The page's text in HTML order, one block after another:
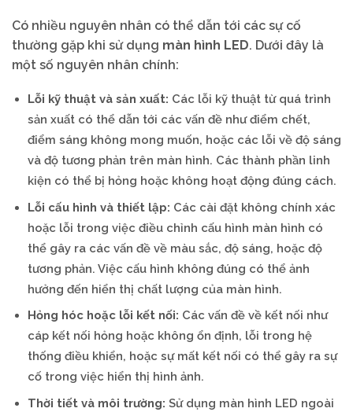
Có nhiều nguyên nhân có thể dẫn tới các sự cố
thường gặp khi sử dụng màn hình LED. Dưới đây là
một số nguyên nhân chính:
Lỗi kỹ thuật và sản xuất: Các lỗi kỹ thuật từ quá trình
sản xuất có thể dẫn tới các vấn đề như điểm chết,
điểm sáng không mong muốn, hoặc các lỗi về độ sáng
và độ tương phản trên màn hình. Các thành phần linh
kiện có thể bị hỏng hoặc không hoạt động đúng cách.
Lỗi cấu hình và thiết lập: Các cài đặt không chính xác
hoặc lỗi trong việc điều chỉnh cấu hình màn hình có
thể gây ra các vấn đề về màu sắc, độ sáng, hoặc độ
tương phản. Việc cấu hình không đúng có thể ảnh
hưởng đến hiển thị chất lượng của màn hình.
Hỏng hóc hoặc lỗi kết nối: Các vấn đề về kết nối như
cáp kết nối hỏng hoặc không ổn định, lỗi trong hệ
thống điều khiển, hoặc sự mất kết nối có thể gây ra sự
cố trong việc hiển thị hình ảnh.
Thời tiết và môi trường: Sử dụng màn hình LED ngoài